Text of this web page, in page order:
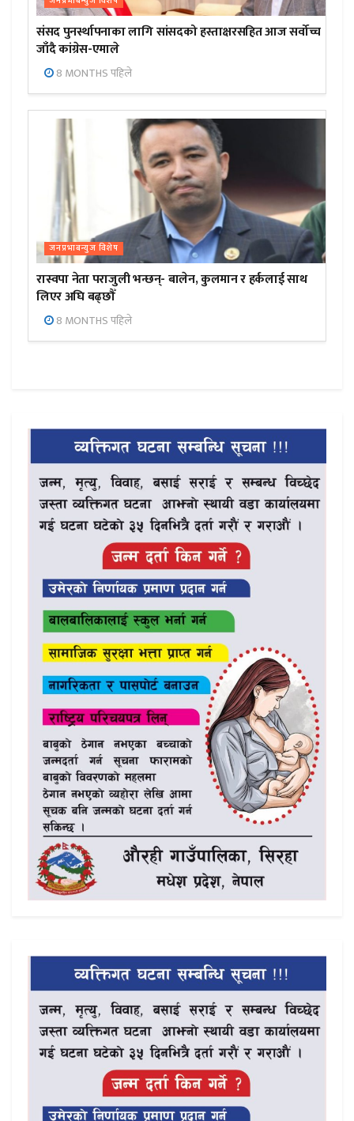
संसद पुनर्स्थापनाका लागि सांसदको हस्ताक्षरसहित आज सर्वोच्च
जाँदै कांग्रेस-एमाले
8 MONTHS पहिले
जनप्रभाबन्युज विशेष
रास्वपा नेता पराजुली भन्छन्- बालेन, कुलमान र हर्कलाई साथ
लिएर अघि बढ्छौँ
8 MONTHS पहिले